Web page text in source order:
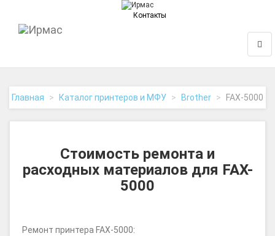
Контакты
Главная Каталог принтеров и МФУ Brother FAX-5000
Стоимость ремонта и
расходных материалов для FAX-
5000
Ремонт принтера FAX-5000: